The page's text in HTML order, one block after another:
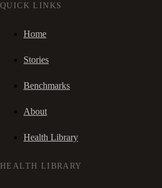
QUICK LINKS
Home
Stories
Benchmarks
About
Health Library
HEALTH LIBRARY